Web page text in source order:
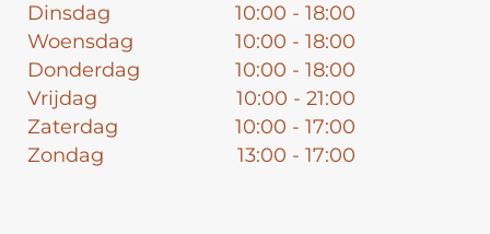
Dinsdag
10:00 - 18:00
Woensdag
10:00 - 18:00
Donderdag
10:00 - 18:00
Vrijdag
10:00 - 21:00
Zaterdag
10:00 - 17:00
Zondag
13:00 - 17:00